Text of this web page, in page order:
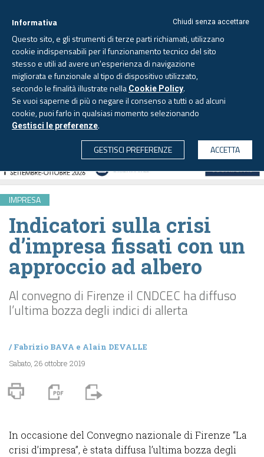
CERCA
Domenica, 9 agosto 2026
IMPRESA
Indicatori sulla crisi
d’impresa fissati con un
approccio ad albero
Al convegno di Firenze il CNDCEC ha diffuso
l’ultima bozza degli indici di allerta
/Fabrizio BAVA e Alain DEVALLE
Sabato, 26 ottobre 2019
In occasione del Convegno nazionale di Firenze “La
crisi d’impresa”, è stata diffusa l’ultima bozza degli
Chiudi senza accettare
Informativa
Questo sito, e gli strumenti di terze parti richiamati, utilizzano
cookie indispensabili per il funzionamento tecnico del sito
stesso e utili ad avere un'esperienza di navigazione
migliorata e funzionale al tipo di dispositivo utilizzato,
secondo le finalità illustrate nella Cookie Policy.
Se vuoi saperne di più o negare il consenso a tutti o ad alcuni
cookie, puoi farlo in qualsiasi momento selezionando
Gestisci le preferenze.
GESTISCI PREFERENZE
ACCETTA